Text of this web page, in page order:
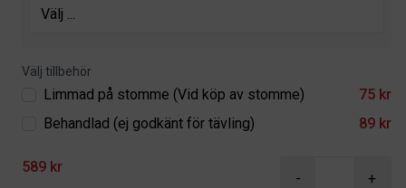
Välj tillbehör
Limmad på stomme (Vid köp av stomme)
75 kr
Behandlad (ej godkänt för tävling)
89 kr
589 kr
- +